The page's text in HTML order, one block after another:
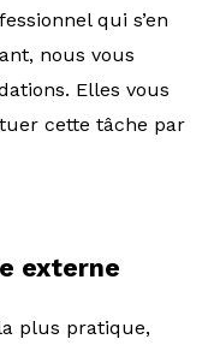
qui s’en
nous vous
Elles vous
cette tâche par
externe
plus pratique,